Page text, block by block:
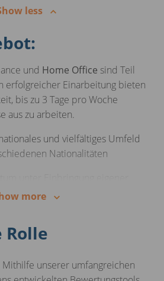
less
und Home Office sind Teil
erfolgreicher Einarbeitung bieten
bis zu 3 Tage pro Woche
aus zu arbeiten.
und vielfältiges Umfeld
Nationalitäten
more
Rolle
Mithilfe unserer umfangreichen